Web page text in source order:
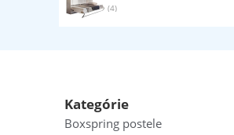
(4)
Kategórie
Boxspring postele